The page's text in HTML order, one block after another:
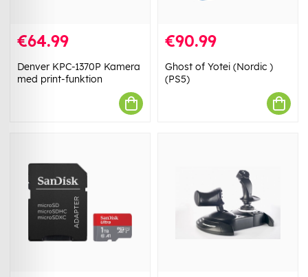
€64.99
Denver KPC-1370P Kamera
med print-funktion
€90.99
Ghost of Yotei (Nordic )
(PS5)